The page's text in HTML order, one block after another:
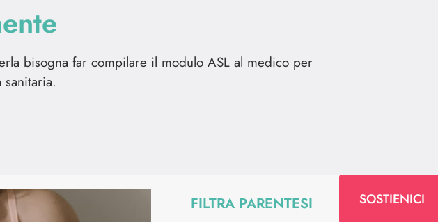
bisogna far compilare il modulo ASL al medico per
SOSTIENICI
FILTRA PARENTESI